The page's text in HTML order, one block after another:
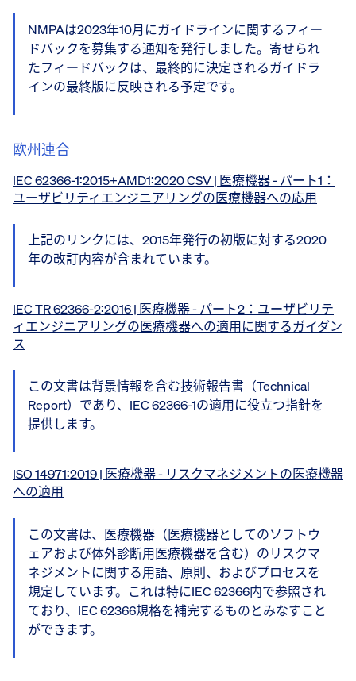
NMPAは2023年10月にガイドラインに関するフィー
ドバックを募集する通知を発行しました。寄せられ
たフィードバックは、最終的に決定されるガイドラ
インの最終版に反映される予定です。
欧州連合
IEC 62366-1:2015+AMD1:2020 CSV | 医療機器 - パート1：
ユーザビリティエンジニアリングの医療機器への応用
上記のリンクには、2015年発行の初版に対する2020
年の改訂内容が含まれています。
IEC TR 62366-2:2016 | 医療機器 - パート2：ユーザビリテ
ィエンジニアリングの医療機器への適用に関するガイダン
ス
この文書は背景情報を含む技術報告書（Technical
Report）であり、IEC 62366-1の適用に役立つ指針を
提供します。
ISO 14971:2019 | 医療機器 - リスクマネジメントの医療機器
への適用
この文書は、医療機器（医療機器としてのソフトウ
ェアおよび体外診断用医療機器を含む）のリスクマ
ネジメントに関する用語、原則、およびプロセスを
規定しています。これは特にIEC 62366内で参照され
ており、IEC 62366規格を補完するものとみなすこと
ができます。